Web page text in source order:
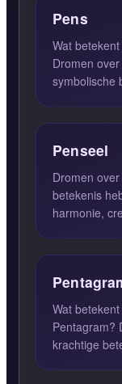
Pens
Wat
Dromen
symbolische
Penseel
Dromen
betekenis
harmonie,
Wat
Pentagram?
krachtige